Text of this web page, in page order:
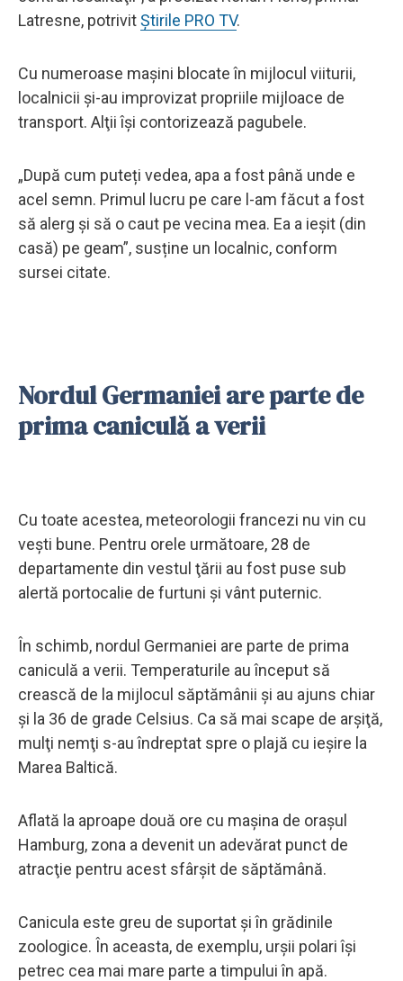
Latresne, potrivitȘtirile PRO TV.
Cu numeroase maşini blocate în mijlocul viiturii,
localnicii şi-au improvizat propriile mijloace de
transport. Alţii îşi contorizează pagubele.
„După cum puteți vedea, apa a fost până unde e
acel semn. Primul lucru pe care l-am făcut a fost
să alerg şi să o caut pe vecina mea. Ea a ieşit (din
casă) pe geam”, susține un localnic, conform
sursei citate.
Nordul Germaniei are parte de
prima caniculă a verii
Cu toate acestea, meteorologii francezi nu vin cu
veşti bune. Pentru orele următoare, 28 de
departamente din vestul ţării au fost puse sub
alertă portocalie de furtuni şi vânt puternic.
În schimb, nordul Germaniei are parte de prima
caniculă a verii. Temperaturile au început să
crească de la mijlocul săptămânii şi au ajuns chiar
şi la 36 de grade Celsius. Ca să mai scape de arşiţă,
mulţi nemţi s-au îndreptat spre o plajă cu ieşire la
Marea Baltică.
Aflată la aproape două ore cu maşina de oraşul
Hamburg, zona a devenit un adevărat punct de
atracţie pentru acest sfârşit de săptămână.
Canicula este greu de suportat şi în grădinile
zoologice. În aceasta, de exemplu, urşii polari îşi
petrec cea mai mare parte a timpului în apă.